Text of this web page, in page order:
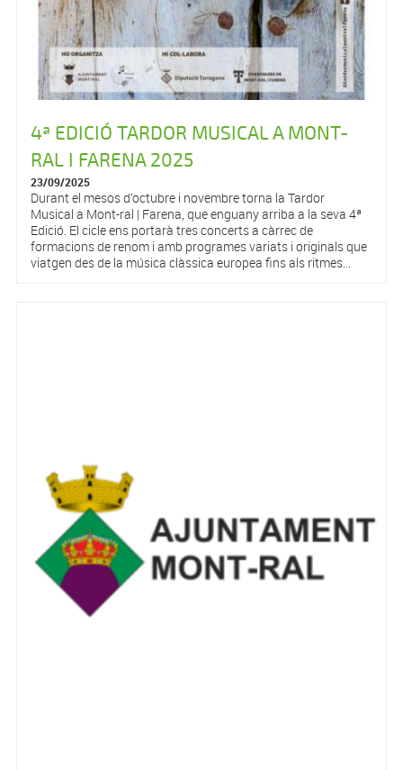
4ª EDICIÓ TARDOR MUSICAL A MONT-
RAL I FARENA 2025
23/09/2025
Durant el mesos d’octubre i novembre torna la Tardor
Musical a Mont-ral | Farena, que enguany arriba a la seva 4ª
Edició. El cicle ens portarà tres concerts a càrrec de
formacions de renom i amb programes variats i originals que
viatgen des de la música clàssica europea fins als ritmes...